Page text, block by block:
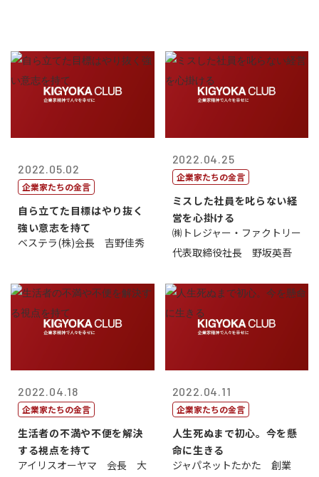
2022.05.02
企業家たちの金言
自ら立てた目標はやり抜く
強い意志を持て
ベステラ(株)会長 吉野佳秀
2022.04.25
企業家たちの金言
ミスした社員を叱らない経
営を心掛ける
㈱トレジャー・ファクトリー
代表取締役社長 野坂英吾
2022.04.18
企業家たちの金言
生活者の不満や不便を解決
する視点を持て
アイリスオーヤマ 会長 大
2022.04.11
企業家たちの金言
人生死ぬまで初心。今を懸
命に生きる
ジャパネットたかた 創業